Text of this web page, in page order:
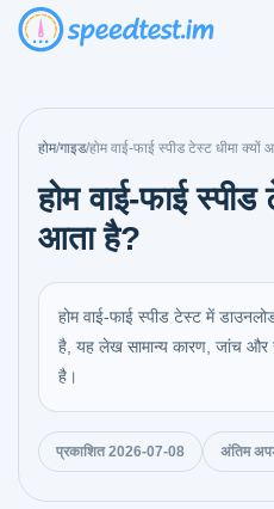
होम/गाइड/होम वाई-फाई स्पीड टेस्ट धीमा क्यों
होम वाई-फाई स्पीड
आता है?
होम वाई-फाई स्पीड टेस्ट में
है, यह लेख सामान्य कारण, जांच और
है।
प्रकाशित 2026-07-08 अंतिम